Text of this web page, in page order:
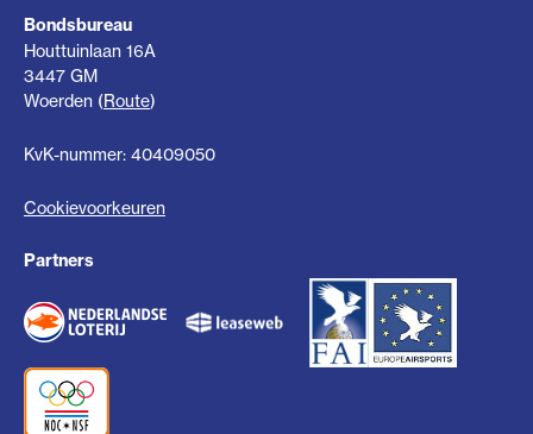
Bondsbureau
Houttuinlaan 16A
3447 GM
Woerden (Route)
KvK-nummer: 40409050
Cookievoorkeuren
Partners